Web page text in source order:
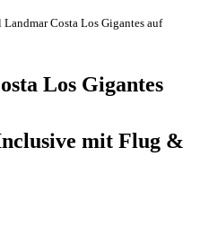
Landmar Costa Los Gigantes auf
Los Gigantes
mit Flug &